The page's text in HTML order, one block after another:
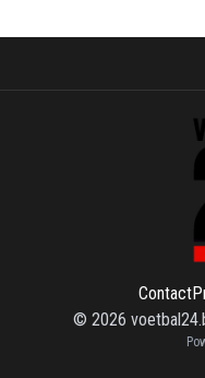
Contact
© 2026